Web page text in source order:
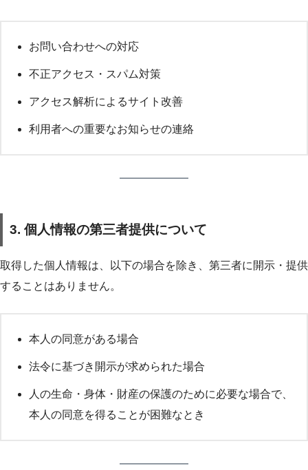
お問い合わせへの対応
不正アクセス・スパム対策
アクセス解析によるサイト改善
利用者への重要なお知らせの連絡
3. 個人情報の第三者提供について
取得した個人情報は、以下の場合を除き、第三者に開示・提供
することはありません。
本人の同意がある場合
法令に基づき開示が求められた場合
人の生命・身体・財産の保護のために必要な場合で、
本人の同意を得ることが困難なとき